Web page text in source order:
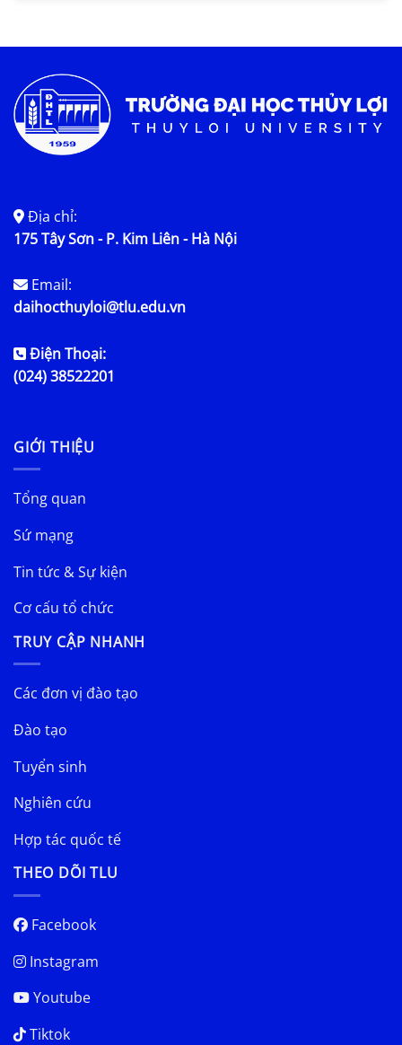
Tin tức chung
Địa chỉ:
175 Tây Sơn - P. Kim Liên - Hà Nội
Email:
daihocthuyloi@tlu.edu.vn
Điện Thoại:
(024) 38522201
GIỚI THIỆU
Tổng quan
Sứ mạng
Tin tức & Sự kiện
Cơ cấu tổ chức
TRUY CẬP NHANH
Các đơn vị đào tạo
Đào tạo
Tuyển sinh
Nghiên cứu
Hợp tác quốc tế
THEO DÕI TLU
Facebook
Instagram
Youtube
Tiktok